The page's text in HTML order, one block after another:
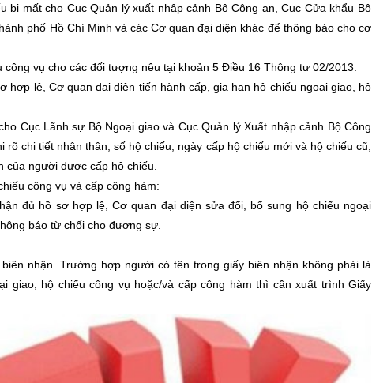
bị mất cho Cục Quản lý xuất nhập cảnh Bộ Công an, Cục Cửa khẩu Bộ
phố Hồ Chí Minh và các Cơ quan đại diện khác để thông báo cho cơ
vụ cho các đối tượng nêu tại khoản 5 Điều 16 Thông tư 02/2013:
hợp lệ, Cơ quan đại diện tiến hành cấp, gia hạn hộ chiếu ngoại giao, hộ
Cục Lãnh sự Bộ Ngoại giao và Cục Quản lý Xuất nhập cảnh Bộ Công
chi tiết nhân thân, số hộ chiếu, ngày cấp hộ chiếu mới và hộ chiếu cũ,
của người được cấp hộ chiếu.
công vụ và cấp công hàm:
đủ hồ sơ hợp lệ, Cơ quan đại diện sửa đổi, bổ sung hộ chiếu ngoại
báo từ chối cho đương sự.
nhận. Trường hợp người có tên trong giấy biên nhận không phải là
giao, hộ chiếu công vụ hoặc/và cấp công hàm thì cần xuất trình Giấy